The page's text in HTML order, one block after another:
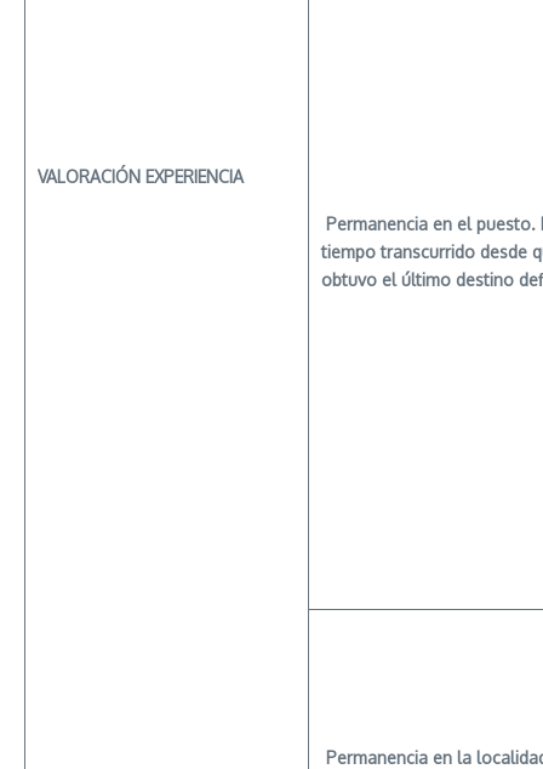
VALORACIÓN EXPERIENCIA
Permanencia en el puesto.
tiempo transcurrido desde
obtuvo el último destino
Permanencia en la